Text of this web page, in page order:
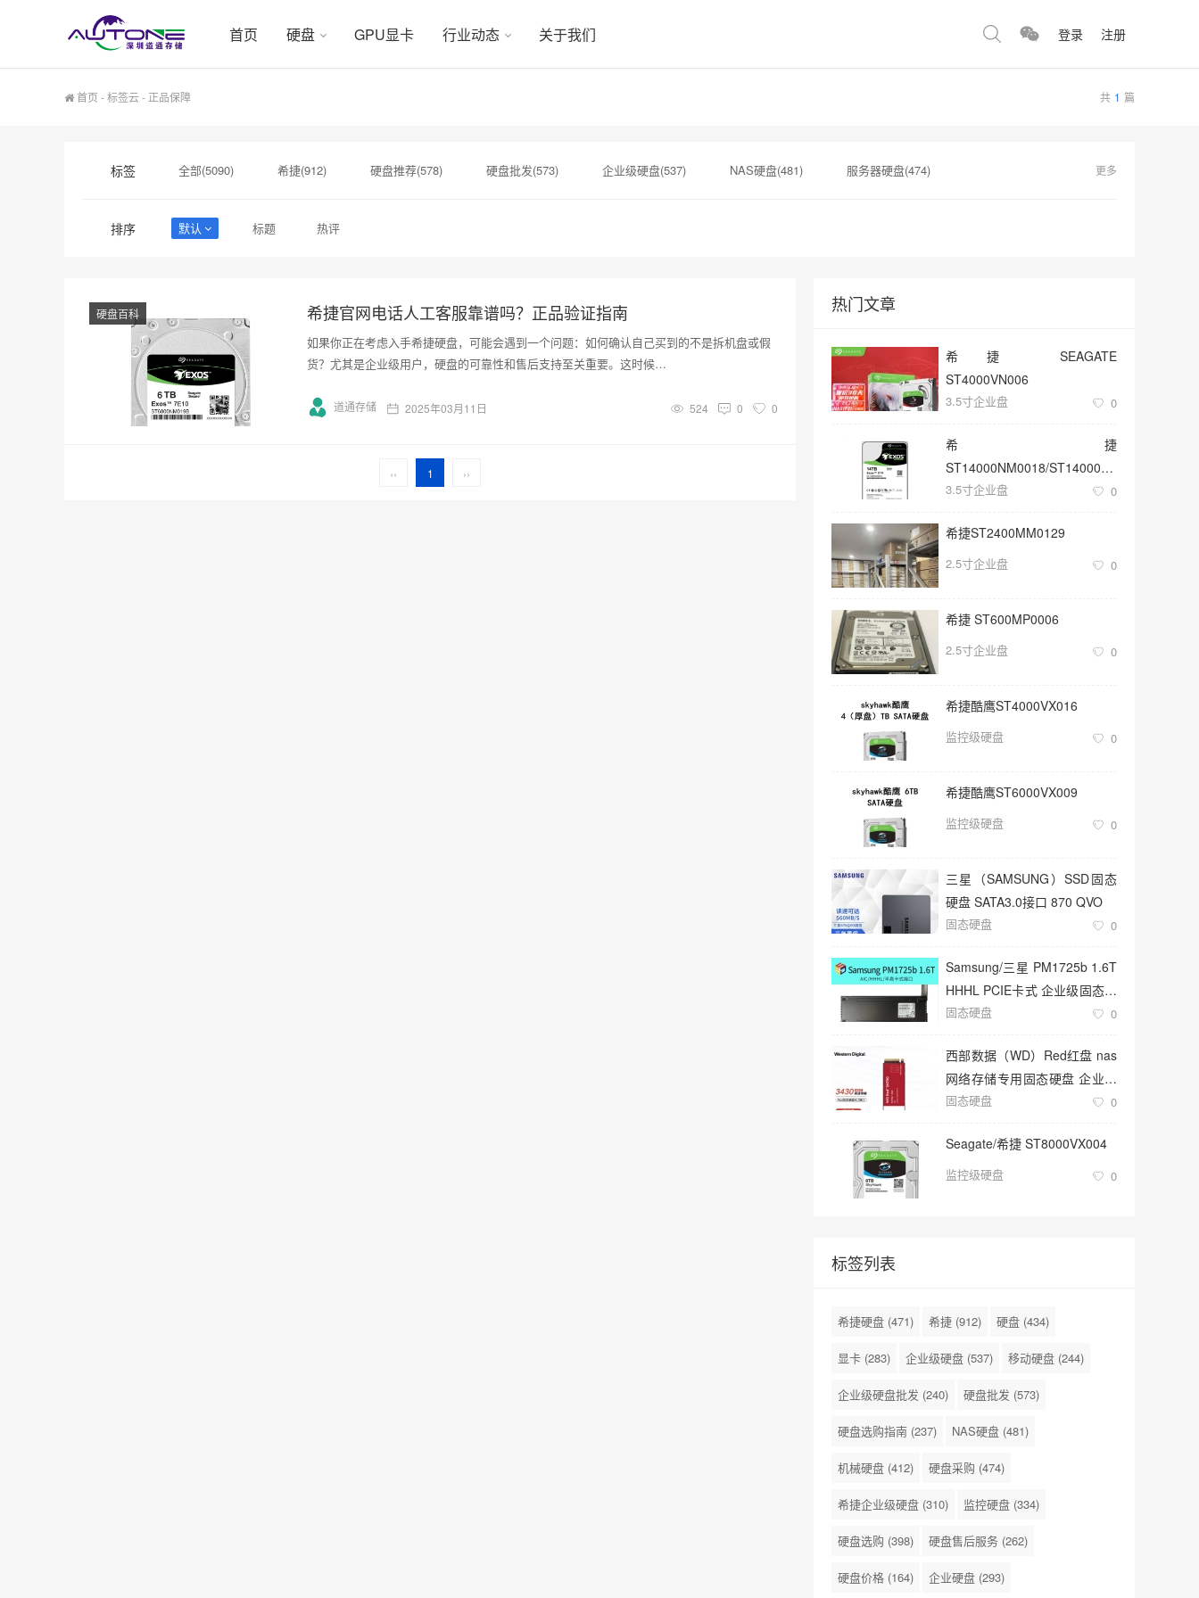
首页 硬盘 GPU显卡 行业动态 关于我们 登录 注册
首页 -标签云- 正品保障 共 1 篇
标签 全部(5090) 希捷(912) 硬盘推荐(578) 硬盘批发(573) 企业级硬盘(537) NAS硬盘(481) 服务器硬盘(474) 更多
排序 默认 标题 热评
硬盘百科 希捷官网电话人工客服靠谱吗？正品验证指南
如果你正在考虑入手希捷硬盘，可能会遇到一个问题：如何确认自己买到的不是拆机盘或假
货？尤其是企业级用户，硬盘的可靠性和售后支持至关重要。这时候…
道通存储 2025年03月11日 524 0 0
‹‹ 1 ››
热门文章
希捷 SEAGATE
ST4000VN006
3.5寸企业盘 0
希捷
ST14000NM0018/ST14000NM001G
3.5寸SATA 14TB硬盘
3.5寸企业盘 0
希捷ST2400MM0129
2.5寸企业盘 0
希捷 ST600MP0006
2.5寸企业盘 0
希捷酷鹰ST4000VX016
监控级硬盘 0
希捷酷鹰ST6000VX009
监控级硬盘 0
三星（SAMSUNG）SSD固态
硬盘 SATA3.0接口 870 QVO
固态硬盘 0
Samsung/三星 PM1725b 1.6T
HHHL PCIE卡式 企业级固态硬
盘
固态硬盘 0
西部数据（WD）Red红盘 nas
网络存储专用固态硬盘 企业级
服务器
固态硬盘 0
Seagate/希捷 ST8000VX004
监控级硬盘 0
标签列表
希捷硬盘 (471) 希捷 (912) 硬盘 (434)
显卡 (283) 企业级硬盘 (537) 移动硬盘 (244)
企业级硬盘批发 (240) 硬盘批发 (573)
硬盘选购指南 (237) NAS硬盘 (481)
机械硬盘 (412) 硬盘采购 (474)
希捷企业级硬盘 (310) 监控硬盘 (334)
硬盘选购 (398) 硬盘售后服务 (262)
硬盘价格 (164) 企业硬盘 (293)